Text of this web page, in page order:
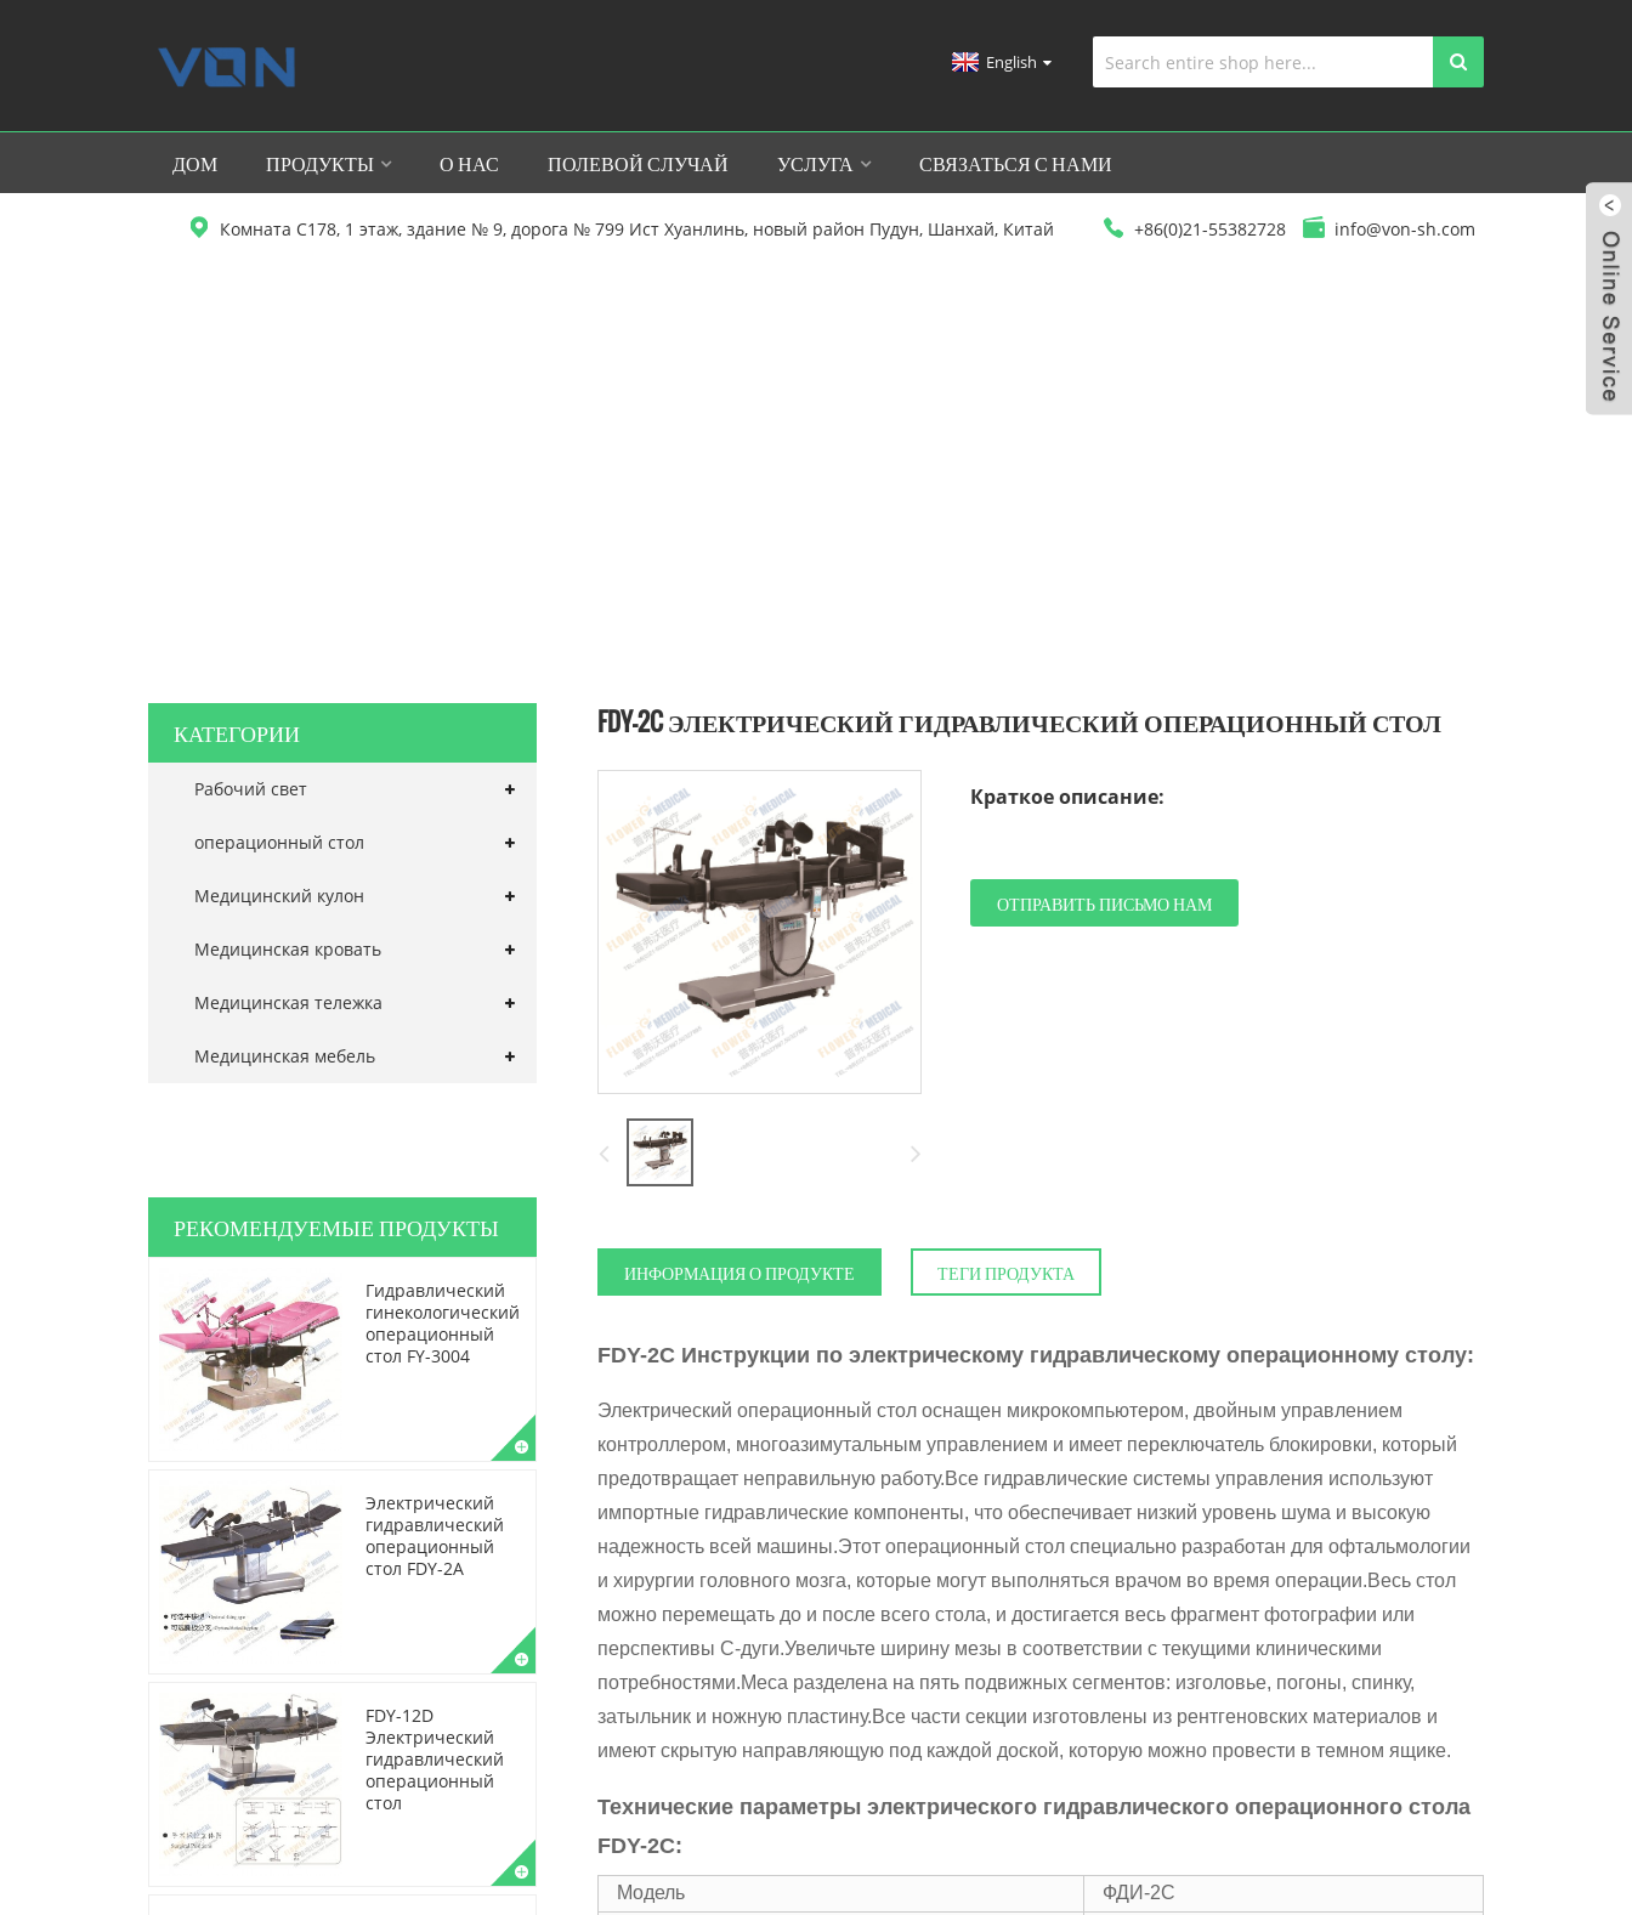
English
ДОМ ПРОДУКТЫ О НАС ПОЛЕВОЙ СЛУЧАЙ УСЛУГА СВЯЗАТЬСЯ С НАМИ
Комната C178, 1 этаж, здание № 9, дорога № 799 Ист Хуанлинь, новый район Пудун, Шанхай, Китай +86(0)21-55382728 info@von-sh.com
КАТЕГОРИИ
Рабочий свет
операционный стол
Медицинский кулон
Медицинская кровать
Медицинская тележка
Медицинская мебель
РЕКОМЕНДУЕМЫЕ ПРОДУКТЫ
Гидравлический
гинекологический
операционный
стол FY-3004
Электрический
гидравлический
операционный
стол FDY-2A
FDY-12D
Электрический
гидравлический
операционный
стол
FDY-2C ЭЛЕКТРИЧЕСКИЙ ГИДРАВЛИЧЕСКИЙ ОПЕРАЦИОННЫЙ СТОЛ
Краткое описание:
ОТПРАВИТЬ ПИСЬМО НАМ
ИНФОРМАЦИЯ О ПРОДУКТЕ ТЕГИ ПРОДУКТА
FDY-2C Инструкции по электрическому гидравлическому операционному столу:
Электрический операционный стол оснащен микрокомпьютером, двойным управлением
контроллером, многоазимутальным управлением и имеет переключатель блокировки, который
предотвращает неправильную работу.Все гидравлические системы управления используют
импортные гидравлические компоненты, что обеспечивает низкий уровень шума и высокую
надежность всей машины.Этот операционный стол специально разработан для офтальмологии
и хирургии головного мозга, которые могут выполняться врачом во время операции.Весь стол
можно перемещать до и после всего стола, и достигается весь фрагмент фотографии или
перспективы C-дуги.Увеличьте ширину мезы в соответствии с текущими клиническими
потребностями.Меса разделена на пять подвижных сегментов: изголовье, погоны, спинку,
затыльник и ножную пластину.Все части секции изготовлены из рентгеновских материалов и
имеют скрытую направляющую под каждой доской, которую можно провести в темном ящике.
Технические параметры электрического гидравлического операционного стола
FDY-2C:
Модель
ФДИ-2С